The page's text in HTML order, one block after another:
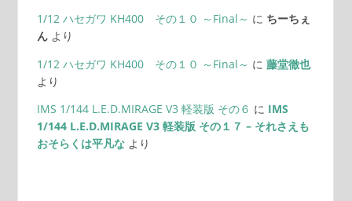
1/12 ハセガワ KH400 その１０ ～Final～ に ちーちぇ
んより
1/12 ハセガワ KH400 その１０ ～Final～ に 藤堂徹也
より
IMS 1/144 L.E.D.MIRAGE V3 軽装版 その６ に IMS
1/144 L.E.D.MIRAGE V3 軽装版 その１７ – それさえも
おそらくは平凡なより